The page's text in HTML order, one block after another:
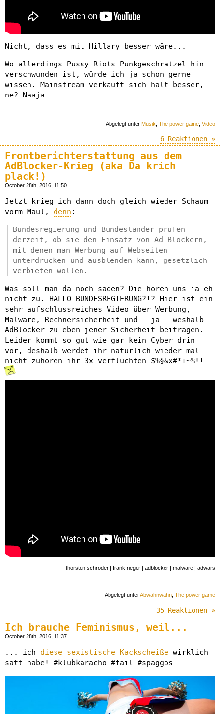
Nicht, dass es mit Hillary besser wäre...
Wo allerdings Pussy Riots Punkgeschratzel hin
verschwunden ist, würde ich ja schon gerne
wissen. Mainstream verkauft sich halt besser,
ne? Naaja.
Abgelegt unter Musik The power game Video
6 Reaktionen »
Frontberichterstattung aus dem
AdBlocker-Krieg (aka Da krich
plack!)
October 28th, 2016, 11:50
Jetzt krieg ich dann doch gleich wieder Schaum
vorm Maul, denn :
Bundesregierung und Bundesländer prüfen
derzeit, ob sie den Einsatz von Ad-Blockern,
mit denen man Werbung auf Webseiten
unterdrücken und ausblenden kann, gesetzlich
verbieten wollen.
Was soll man da noch sagen? Die hören uns ja eh
nicht zu. HALLO BUNDESREGIERUNG?!? Hier ist ein
sehr aufschlussreiches Video über Werbung,
Malware, Rechnersicherheit und - ja - weshalb
AdBlocker zu eben jener Sicherheit beitragen.
Leider kommt so gut wie gar kein Cyber drin
vor, deshalb werdet ihr natürlich wieder mal
nicht zuhören ihr 3x verfluchten $%§&x#*+~%!!
thorsten schröder | frank rieger | adblocker | malware | adwars
Abgelegt unterAbwahnwahn The power game
35 Reaktionen »
Ich brauche Feminismus, weil...
October 28th, 2016, 11:37
... ich diese sexistische Kackscheiße wirklich
satt habe! #klubkaracho #fail #spaggos